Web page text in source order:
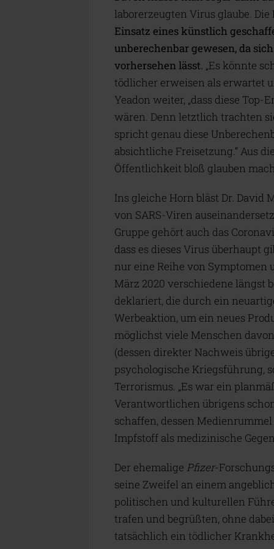
laborerzeugten Virus glaube.
Einsatz eines künstlich
unberechenbar gewesen, da
vorhersehen lässt. „Es könnte
tödlicher erweisen als erwartet
Yeadon weiter, „dass diese
wären. Denn letztlich trachten
spricht genau diese
absichtliche Freisetzung.“ Aus
Öffentlichkeit bloß glauben
Ins gleiche Horn bläst Dr. David
von SARS-Viren
Gruppe gehört auch das
dass es dieses Virus überhaupt
nur eine Reihe von Symptomen
März 2020 verschiedene längst
deklariert, die durch ein
Werbeaktion, um ein neues
möglichst viele Menschen
(dessen direkter Nachweis
psychologische Kriegsführung,
Terrorismus. „Es war ein
Verantwortlichen übrigens
schaffen, dessen
Impfstoff als medizinische
Der ehemalige Pfizer-
seine Zweifel an einem
politischen und kulturellen
trafen und begrüßten, ohne
tatsächlich ein tödlicher